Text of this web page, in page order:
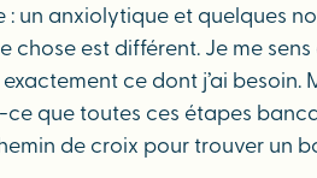
un anxiolytique et quelques
chose est différent. Je me sens
ce dont j’ai besoin.
ce que toutes ces étapes
de croix pour trouver un